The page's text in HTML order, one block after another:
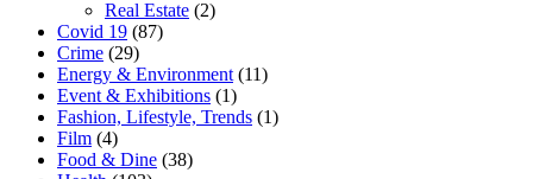
Real Estate (2)
Covid 19 (87)
Crime (29)
Energy & Environment (11)
Event & Exhibitions (1)
Fashion, Lifestyle, Trends (1)
Film (4)
Food & Dine (38)